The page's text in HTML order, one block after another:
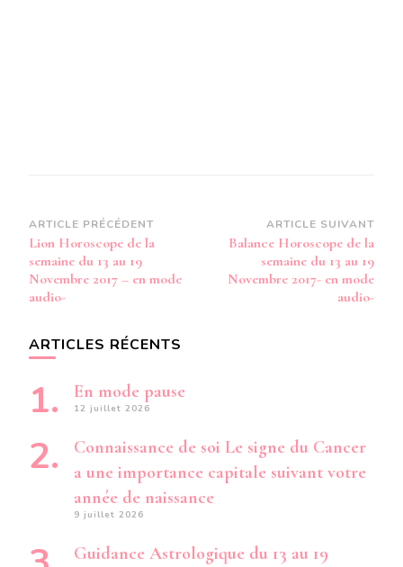
Navigation
d’article
ARTICLE PRÉCÉDENT
Lion Horoscope de la
semaine du 13 au 19
Novembre 2017 – en mode
audio-
ARTICLE SUIVANT
Balance Horoscope de la
semaine du 13 au 19
Novembre 2017- en mode
audio-
ARTICLES RÉCENTS
En mode pause
12 juillet 2026
Connaissance de soi Le signe du Cancer
a une importance capitale suivant votre
année de naissance
9 juillet 2026
Guidance Astrologique du 13 au 19